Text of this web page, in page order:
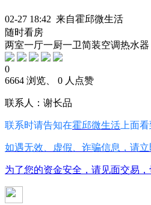
02-27 18:42 来自霍邱微生活
随时看房
两室一厅一厨一卫简装空调热水器
0
6664 浏览、 0 人点赞
联系人：谢长品
联系时请告知在霍邱微生活 上面
如遇无效、虚假、诈骗信息，请立
为了您的资金安全，请见面交易